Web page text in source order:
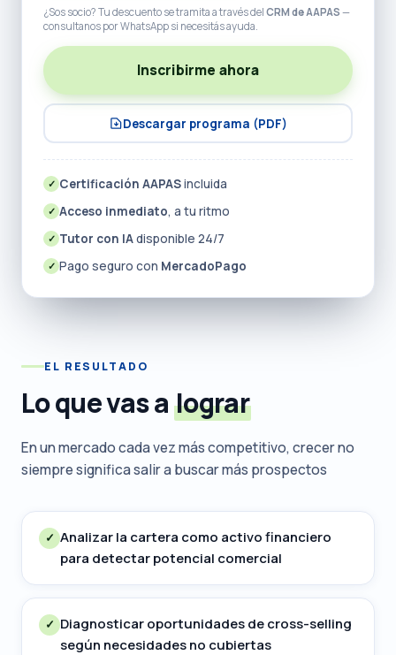
¿Sos socio? Tu descuento se tramita a través del CRM de AAPAS —
consultanos por WhatsApp si necesitás ayuda.
Inscribirme ahora
Descargar programa (PDF)
✓ Certificación AAPASincluida
✓ Acceso inmediato, a tu ritmo
✓ Tutor con IAdisponible 24/7
✓ Pago seguro con MercadoPago
EL RESULTADO
Lo que vas a lograr
En un mercado cada vez más competitivo, crecer no
siempre significa salir a buscar más prospectos
✓ Analizar la cartera como activo financiero
para detectar potencial comercial
✓ Diagnosticar oportunidades de cross-selling
según necesidades no cubiertas